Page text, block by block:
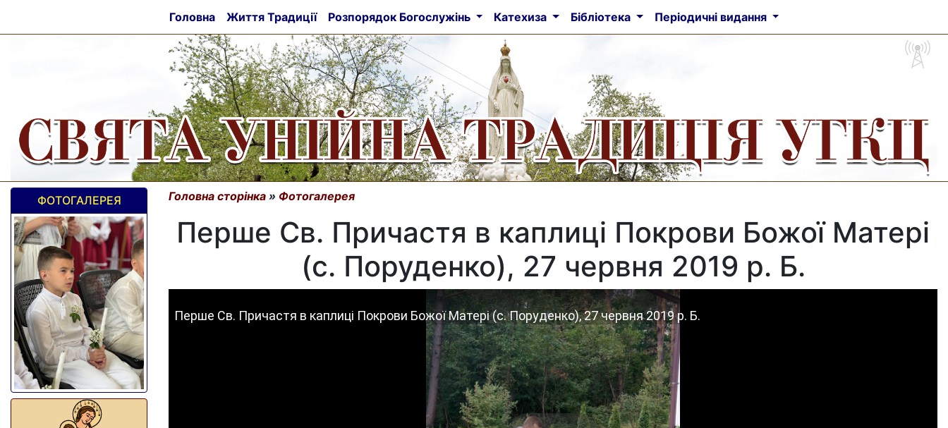
Головна Життя Традиції Розпорядок Богослужінь Катехиза Бібліотека Періодичні видання
ФОТОГАЛЕРЕЯ Головна сторінка » Фотогалерея
Перше Св. Причастя в каплиці Покрови Божої Матері
(с. Поруденко), 27 червня 2019 р. Б.
Перше Св. Причастя в каплиці Покрови Божої Матері (с. Поруденко), 27 червня 2019 р. Б.